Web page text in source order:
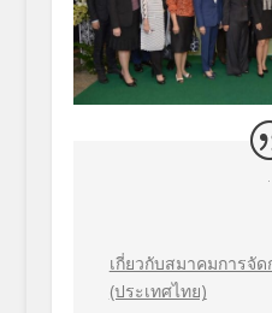
เกี่ยวกับสมาคมการจัด
(ประเทศไทย)